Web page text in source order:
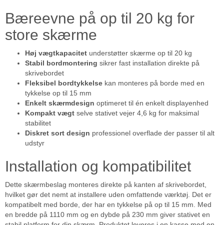
Bæreevne på op til 20 kg for
store skærme
Høj vægtkapacitet understøtter skærme op til 20 kg
Stabil bordmontering sikrer fast installation direkte på
skrivebordet
Fleksibel bordtykkelse kan monteres på borde med en
tykkelse op til 15 mm
Enkelt skærmdesign optimeret til én enkelt displayenhed
Kompakt vægt selve stativet vejer 4,6 kg for maksimal
stabilitet
Diskret sort design professionel overflade der passer til alt
udstyr
Installation og kompatibilitet
Dette skærmbeslag monteres direkte på kanten af skrivebordet,
hvilket gør det nemt at installere uden omfattende værktøj. Det er
kompatibelt med borde, der har en tykkelse på op til 15 mm. Med
en bredde på 1110 mm og en dybde på 230 mm giver stativet en